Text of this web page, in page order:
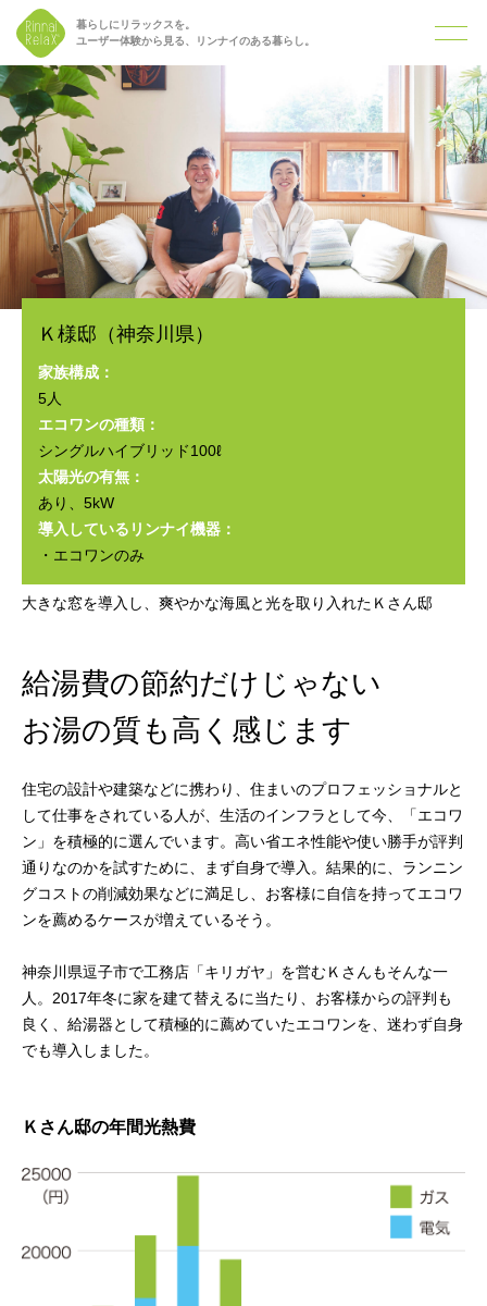
暮らしにリラックスを。
ユーザー体験から見る、リンナイのある暮らし。
Ｋ様邸（神奈川県）
家族構成：
5人
エコワンの種類：
シングルハイブリッド100ℓ
太陽光の有無：
あり、5kW
導入しているリンナイ機器：
・エコワンのみ
大きな窓を導入し、爽やかな海風と光を取り入れたＫさん邸
給湯費の節約だけじゃない
お湯の質も高く感じます
住宅の設計や建築などに携わり、住まいのプロフェッショナルと
して仕事をされている人が、生活のインフラとして今、「エコワ
ン」を積極的に選んでいます。高い省エネ性能や使い勝手が評判
通りなのかを試すために、まず自身で導入。結果的に、ランニン
グコストの削減効果などに満足し、お客様に自信を持ってエコワ
ンを薦めるケースが増えているそう。
神奈川県逗子市で工務店「キリガヤ」を営むＫさんもそんな一
人。2017年冬に家を建て替えるに当たり、お客様からの評判も
良く、給湯器として積極的に薦めていたエコワンを、迷わず自身
でも導入しました。
Ｋさん邸の年間光熱費